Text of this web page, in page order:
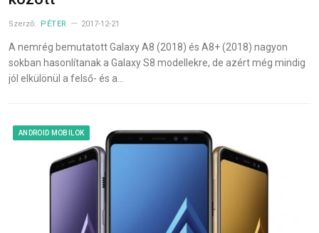
Szerző: PÉTER 2017-12-21
A nemrég bemutatott Galaxy A8 (2018) és A8+ (2018) nagyon
sokban hasonlítanak a Galaxy S8 modellekre, de azért még mindig
jól elkülönül a felső- és a…
ANDROID MOBILOK